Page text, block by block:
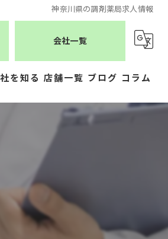
神奈川県の調剤薬局求人情報
会社一覧
を知る 店舗一覧
シーエスメディカルネット
株式会社ジェムス
株式会社かもめ薬局
有限会社トレーフル
ブログ コラム